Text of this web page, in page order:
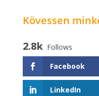
Kövessen
2.8k Follows
Facebook
LinkedIn